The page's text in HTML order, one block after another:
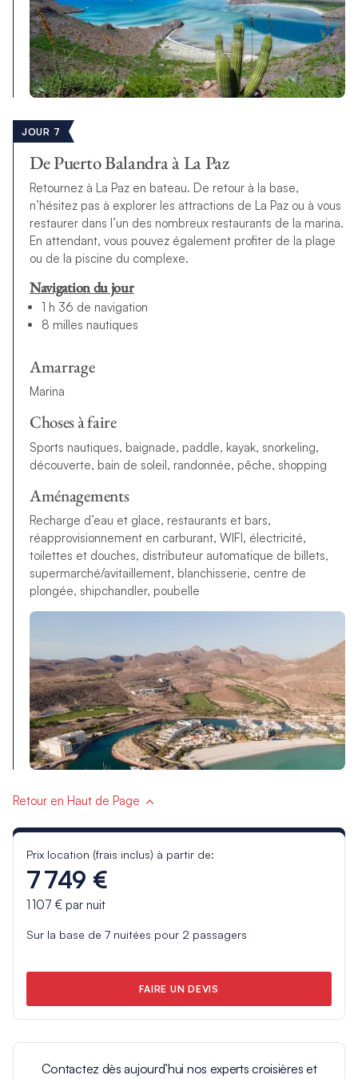
JOUR 7
De Puerto Balandra à La Paz
Retournez à La Paz en bateau. De retour à la base,
n’hésitez pas à explorer les attractions de La Paz ou à vous
restaurer dans l’un des nombreux restaurants de la marina.
En attendant, vous pouvez également profiter de la plage
ou de la piscine du complexe.
Navigation du jour
1 h 36 de navigation
8 milles nautiques
Amarrage
Marina
Choses à faire
Sports nautiques, baignade, paddle, kayak, snorkeling,
découverte, bain de soleil, randonnée, pêche, shopping
Aménagements
Recharge d’eau et glace, restaurants et bars,
réapprovisionnement en carburant, WIFI, électricité,
toilettes et douches, distributeur automatique de billets,
supermarché/avitaillement, blanchisserie, centre de
plongée, shipchandler, poubelle
Retour en Haut de Page
Prix location (frais inclus) à partir de:
7 749 €
1 107 €par nuit
Sur la base de 7nuitées pour 2 passagers
FAIRE UN DEVIS
Contactez dès aujourd’hui nos experts croisières et